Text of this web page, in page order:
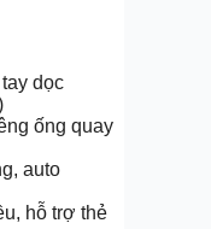
dọc
ống quay
auto
hỗ trợ thẻ